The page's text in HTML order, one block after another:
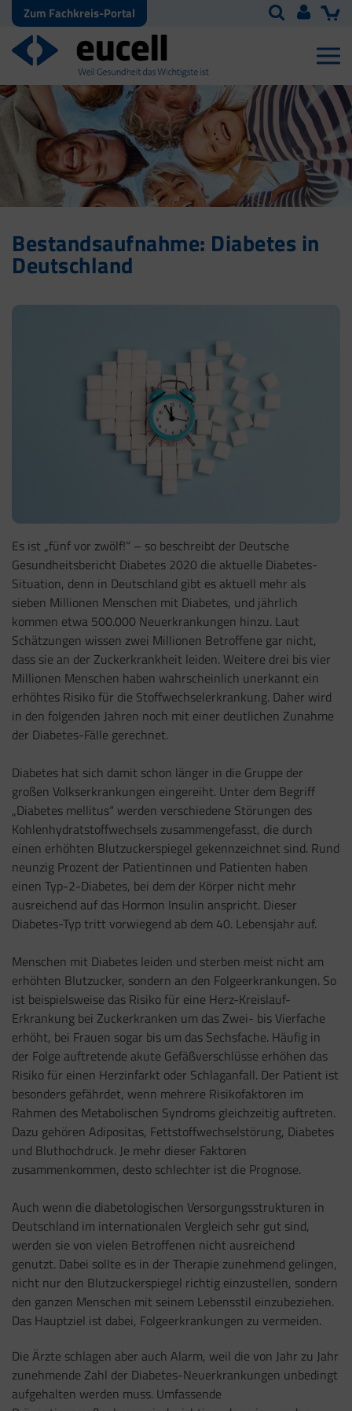
Zum Fachkreis-Portal
Bestandsaufnahme: Diabetes in
Deutschland
Es ist „fünf vor zwölf!“ – so beschreibt der Deutsche
Gesundheitsbericht Diabetes 2020 die aktuelle Diabetes-
Situation, denn in Deutschland gibt es aktuell mehr als
sieben Millionen Menschen mit Diabetes, und jährlich
kommen etwa 500.000 Neuerkrankungen hinzu. Laut
Schätzungen wissen zwei Millionen Betroffene gar nicht,
dass sie an der Zuckerkrankheit leiden. Weitere drei bis vier
Millionen Menschen haben wahrscheinlich unerkannt ein
erhöhtes Risiko für die Stoffwechselerkrankung. Daher wird
in den folgenden Jahren noch mit einer deutlichen Zunahme
der Diabetes-Fälle gerechnet.
Diabetes hat sich damit schon länger in die Gruppe der
großen Volkserkrankungen eingereiht. Unter dem Begriff
„Diabetes mellitus“ werden verschiedene Störungen des
Kohlenhydratstoffwechsels zusammengefasst, die durch
einen erhöhten Blutzuckerspiegel gekennzeichnet sind. Rund
neunzig Prozent der Patientinnen und Patienten haben
einen Typ-2-Diabetes, bei dem der Körper nicht mehr
ausreichend auf das Hormon Insulin anspricht. Dieser
Diabetes-Typ tritt vorwiegend ab dem 40. Lebensjahr auf.
Menschen mit Diabetes leiden und sterben meist nicht am
erhöhten Blutzucker, sondern an den Folgeerkrankungen. So
ist beispielsweise das Risiko für eine Herz-Kreislauf-
Erkrankung bei Zuckerkranken um das Zwei- bis Vierfache
erhöht, bei Frauen sogar bis um das Sechsfache. Häufig in
der Folge auftretende akute Gefäßverschlüsse erhöhen das
Risiko für einen Herzinfarkt oder Schlaganfall. Der Patient ist
besonders gefährdet, wenn mehrere Risikofaktoren im
Rahmen des Metabolischen Syndroms gleichzeitig auftreten.
Dazu gehören Adipositas, Fettstoffwechselstörung, Diabetes
und Bluthochdruck. Je mehr dieser Faktoren
zusammenkommen, desto schlechter ist die Prognose.
Auch wenn die diabetologischen Versorgungsstrukturen in
Deutschland im internationalen Vergleich sehr gut sind,
werden sie von vielen Betroffenen nicht ausreichend
genutzt. Dabei sollte es in der Therapie zunehmend gelingen,
nicht nur den Blutzuckerspiegel richtig einzustellen, sondern
den ganzen Menschen mit seinem Lebensstil einzubeziehen.
Das Hauptziel ist dabei, Folgeerkrankungen zu vermeiden.
Die Ärzte schlagen aber auch Alarm, weil die von Jahr zu Jahr
zunehmende Zahl der Diabetes-Neuerkrankungen unbedingt
aufgehalten werden muss. Umfassende